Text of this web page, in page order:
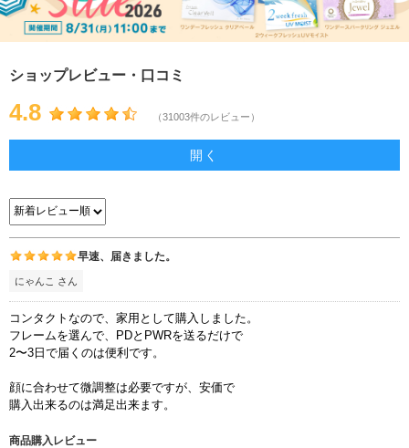
ショップレビュー・口コミ
4.8 （31003件のレビュー）
開く
早速、届きました。
にゃんこ さん
コンタクトなので、家用として購入しました。
フレームを選んで、PDとPWRを送るだけで
2〜3日で届くのは便利です。
顔に合わせて微調整は必要ですが、安価で
購入出来るのは満足出来ます。
商品購入レビュー